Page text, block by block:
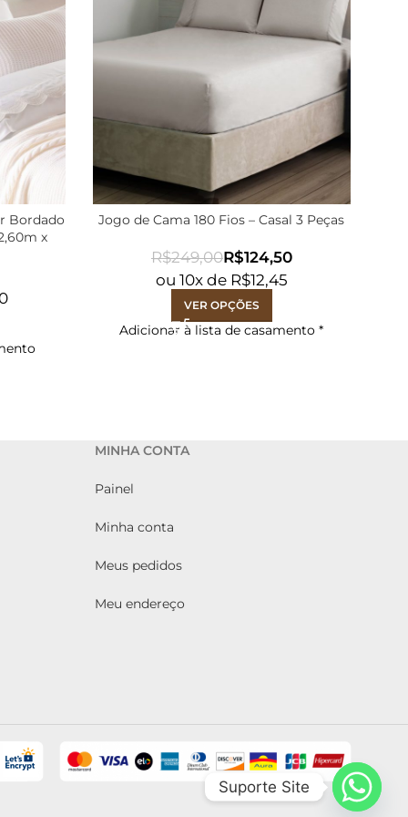
Bordado
x
Jogo de Cama 180 Fios – Casal 3 Peças
R$249,00R$124,50
ou 10x de R$12,45
VER OPÇÕES
Adicionar à lista de casamento *
MINHA CONTA
Painel
Minha conta
Meus pedidos
Meu endereço
Suporte Site